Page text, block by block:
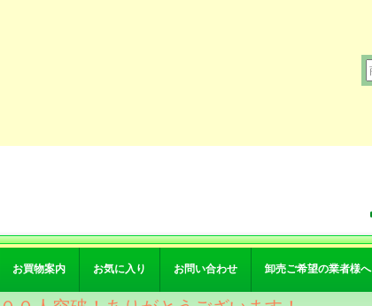
お買物案内 お気に入り お問い合わせ 卸売ご希望の業者様へ